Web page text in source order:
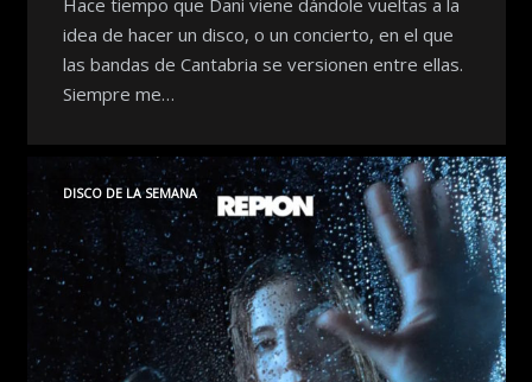
idea de hacer un disco, o un concierto, en el que
las bandas de Cantabria se versionen entre ellas.
Siempre me…
DISCO DE LA SEMANA